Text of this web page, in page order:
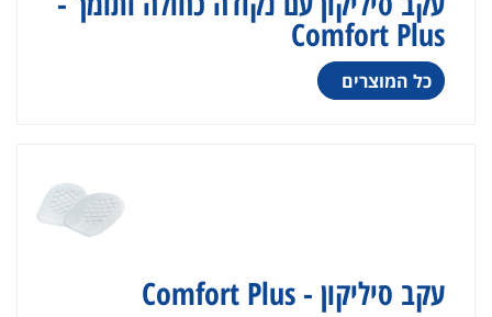
Comfort Plus
כל המוצרים
עקב סיליקון - Comfort Plus